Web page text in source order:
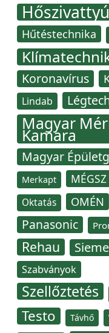
Hőszivattyú
Hűtéstechnika
Koronavírus
Lindab
Magyar
Kamara
Magyar
Merkapt MÉGSZ
Oktatás OMÉN
Panasonic
Rehau
Szabványok
Szellőztetés
Testo Távhő